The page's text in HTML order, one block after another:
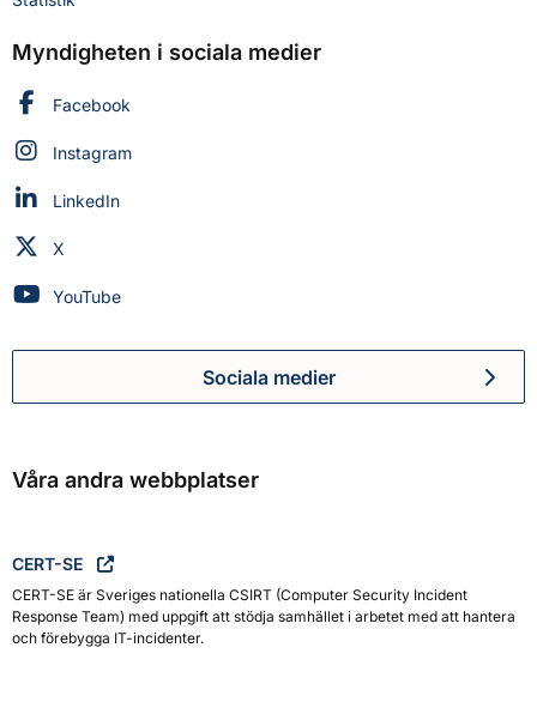
Myndigheten i sociala medier
Myndigheten för civilt försvar på
Facebook
Myndigheten för civilt försvar på
Instagram
Myndigheten för civilt försvar på
LinkedIn
Myndigheten för civilt försvar på
X
Myndigheten för civilt försvar på
YouTube
Myndigheten för civilt
Sociala medier
Våra andra webbplatser
CERT-SE
CERT-SE är Sveriges nationella CSIRT (Computer Security Incident
Response Team) med uppgift att stödja samhället i arbetet med att hantera
och förebygga IT-incidenter.